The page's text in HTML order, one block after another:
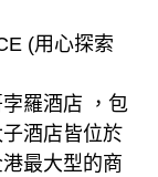
(用心探索
羅酒店 ，包
酒店皆位於
最大型的商